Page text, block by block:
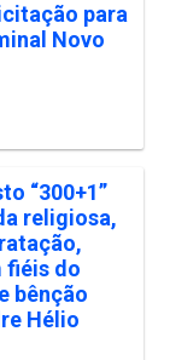
para
Novo
“300+1”
religiosa,
fiéis do
bênção
Hélio